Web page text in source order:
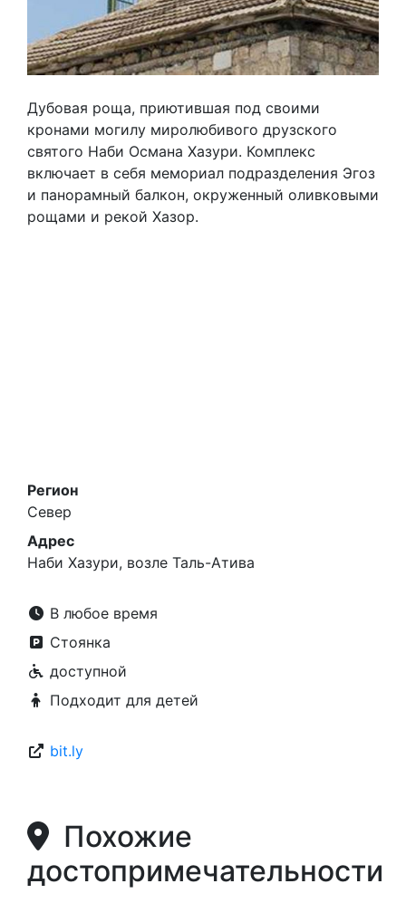
Дубовая роща, приютившая под своими
кронами могилу миролюбивого друзского
святого Наби Османа Хазури. Комплекс
включает в себя мемориал подразделения Эгоз
и панорамный балкон, окруженный оливковыми
рощами и рекой Хазор.
Регион
Север
Адрес
Наби Хазури, возле Таль-Атива
В любое время
Стоянка
доступной
Подходит для детей
bit.ly
Похожие
достопримечательности